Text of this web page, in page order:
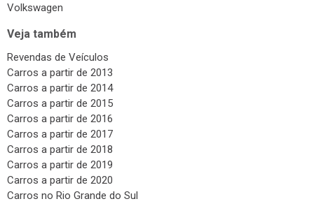
Volkswagen
Veja também
Revendas de Veículos
Carros a partir de 2013
Carros a partir de 2014
Carros a partir de 2015
Carros a partir de 2016
Carros a partir de 2017
Carros a partir de 2018
Carros a partir de 2019
Carros a partir de 2020
Carros no Rio Grande do Sul